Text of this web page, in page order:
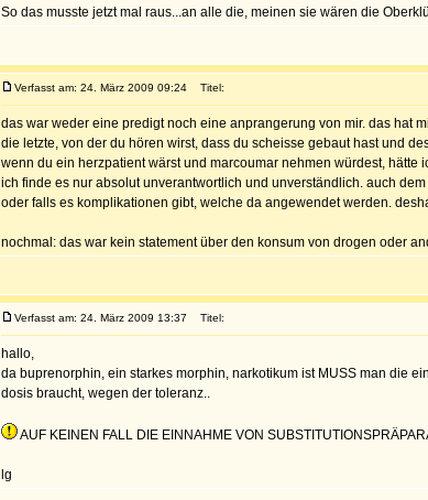
So das musste jetzt mal raus...an alle die, meinen sie wären die
Verfasst am: 24. März 2009 09:24 Titel:
das war weder eine predigt noch eine anprangerung von mir. das hat
die letzte, von der du hören wirst, dass du scheisse gebaut hast und
wenn du ein herzpatient wärst und marcoumar nehmen würdest,
ich finde es nur absolut unverantwortlich und unverständlich. auch
oder falls es komplikationen gibt, welche da angewendet werden.
nochmal: das war kein statement über den konsum von drogen oder
Verfasst am: 24. März 2009 13:37 Titel:
hallo,
da buprenorphin, ein starkes morphin, narkotikum ist MUSS man die
dosis braucht, wegen der toleranz..
AUF KEINEN FALL DIE EINNAHME VON
lg